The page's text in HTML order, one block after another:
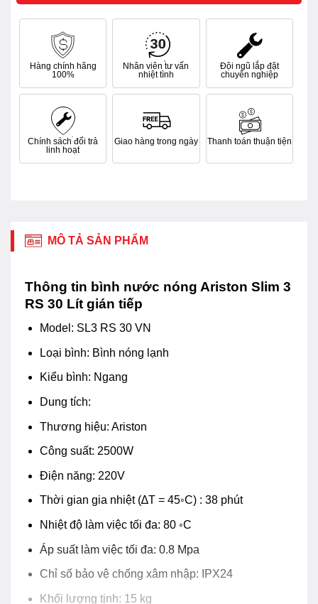
Hàng chính hãng
100%
Nhân viên tư vấn
nhiệt tình
Đội ngũ lắp đặt
chuyên nghiệp
Chính sách đổi trả
linh hoạt
Giao hàng trong ngày Thanh toán thuận tiện
MÔ TẢ SẢN PHẨM
Thông tin bình nước nóng Ariston Slim 3
RS 30 Lít gián tiếp
Model: SL3 RS 30 VN
Loại bình: Bình nóng lạnh
Kiểu bình: Ngang
Dung tích:
Thương hiệu: Ariston
Công suất: 2500W
Điện năng: 220V
Thời gian gia nhiệt (∆T = 45◦C) : 38 phút
Nhiệt độ làm việc tối đa: 80 ◦C
Áp suất làm việc tối đa: 0.8 Mpa
Chỉ số bảo vệ chống xâm nhập: IPX24
Khối lượng tịnh: 15 kg